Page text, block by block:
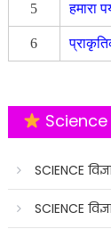
5 हमारा
6
Science
SCIENCE
SCIENCE